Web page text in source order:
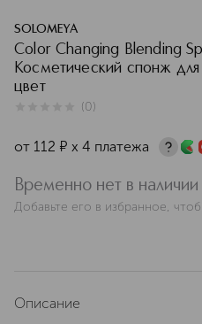
SOLOMEYA
Color Changing Blending
Косметический спонж
цвет
(0)
от 112 ¤ х 4 платежа
Временно нет в наличии
Добавьте его в избранное,
Описание